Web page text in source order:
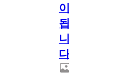
이
됩
니
다.